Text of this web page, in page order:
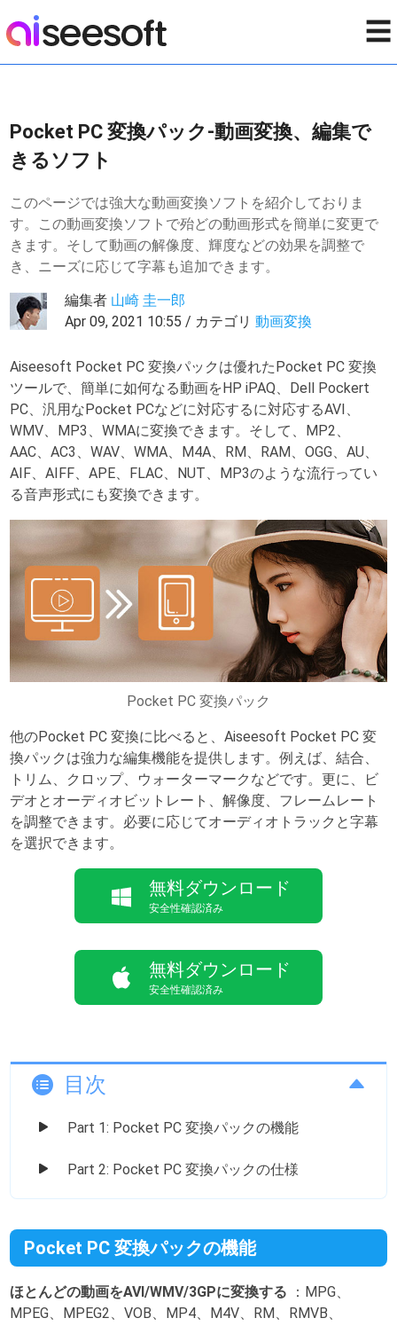
☰
Pocket PC 変換パック-動画変換、編集で
きるソフト
このページでは強大な動画変換ソフトを紹介しておりま
す。この動画変換ソフトで殆どの動画形式を簡単に変更で
きます。そして動画の解像度、輝度などの効果を調整で
き、ニーズに応じて字幕も追加できます。
編集者 山崎 圭一郎
Apr 09, 2021 10:55 / カテゴリ動画変換
Aiseesoft Pocket PC 変換パックは優れたPocket PC 変換
ツールで、簡単に如何なる動画をHP iPAQ、Dell Pockert
PC、汎用なPocket PCなどに対応するに対応するAVI、
WMV、MP3、WMAに変換できます。そして、MP2、
AAC、AC3、WAV、WMA、M4A、RM、RAM、OGG、AU、
AIF、AIFF、APE、FLAC、NUT、MP3のような流行ってい
る音声形式にも変換できます。
Pocket PC 変換パック
他のPocket PC 変換に比べると、Aiseesoft Pocket PC 変
換パックは強力な編集機能を提供します。例えば、結合、
トリム、クロップ、ウォーターマークなどです。更に、ビ
デオとオーディオビットレート、解像度、フレームレート
を調整できます。必要に応じてオーディオトラックと字幕
を選択できます。
無料ダウンロード
安全性確認済み
無料ダウンロード
安全性確認済み
目次
Part 1: Pocket PC 変換パックの機能
Part 2: Pocket PC 変換パックの仕様
Pocket PC 変換パックの機能
ほとんどの動画をAVI/WMV/3GPに変換する
：MPG、
MPEG、MPEG2、VOB、MP4、M4V、RM、RMVB、